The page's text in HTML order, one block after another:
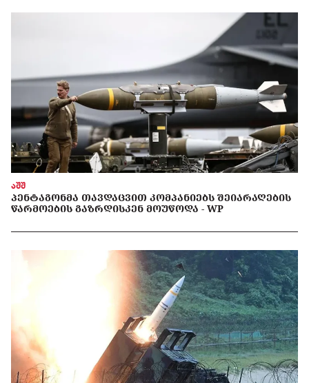
აშშ
ᲞᲔᲜᲢᲐᲒᲝᲜᲛᲐ ᲗᲐᲕᲓᲐᲪᲕᲘᲗ ᲙᲝᲛᲞᲐᲜᲘᲔᲑᲡ ᲨᲔᲘᲐᲠᲐᲦᲔᲑᲘᲡ
ᲬᲐᲠᲛᲝᲔᲑᲘᲡ ᲒᲐᲖᲠᲓᲘᲡᲙᲔᲜ ᲛᲝᲣᲬᲝᲓᲐ - WP